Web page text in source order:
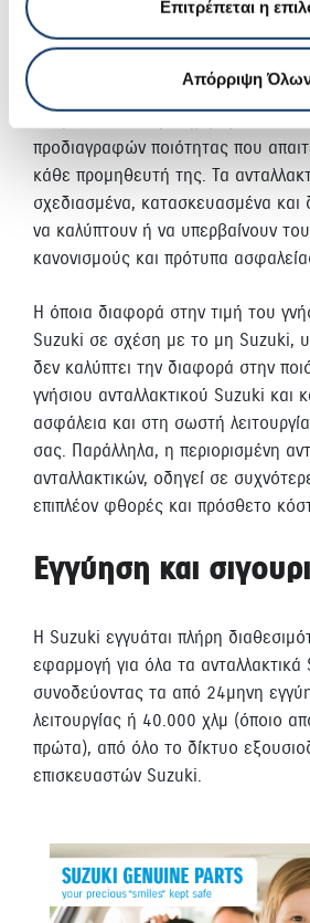
Επιτρέπεται η
Απόρριψη
Γνήσια
Οι κατασκευαστές μη γνήσιων
προδιαγραφών ποιότητας που
κάθε προμηθευτή της. Τα
σχεδιασμένα, κατασκευασμένα
να καλύπτουν ή να υπερβαίνουν
κανονισμούς και πρότυπα
Η όποια διαφορά στην τιμή του
Suzuki σε σχέση με το μη Suzuki,
δεν καλύπτει την διαφορά στην
γνήσιου ανταλλακτικού Suzuki και
ασφάλεια και στη σωστή
σας. Παράλληλα, η περιορισμένη
ανταλλακτικών, οδηγεί σε
επιπλέον φθορές και πρόσθετο
Εγγύηση και
Η Suzuki εγγυάται πλήρη
εφαρμογή για όλα τα ανταλλακτικά
συνοδεύοντας τα από 24μηνη
λειτουργίας ή 40.000 χλμ (όποιο
πρώτα), από όλο το δίκτυο
επισκευαστών Suzuki.